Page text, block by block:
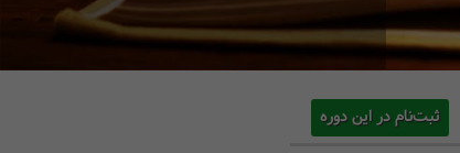
ثبت‌نام در این دوره